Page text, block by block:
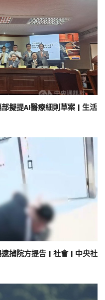
擬提AI醫療細則草案 | 生活
捕院方提告 | 社會 | 中央社